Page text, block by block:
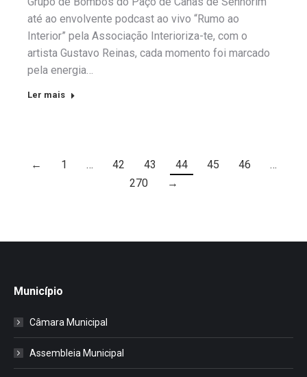
até ao envolvente podcast ao vivo “Rumo ao
Interior” pela Associação Interioriza-te, com o
artista Gustavo Reinas, cada momento foi marcado
pela energia…
Ler mais
← 1 … 42 43 44 45 46
…
270
→
Município
Câmara Municipal
Assembleia Municipal